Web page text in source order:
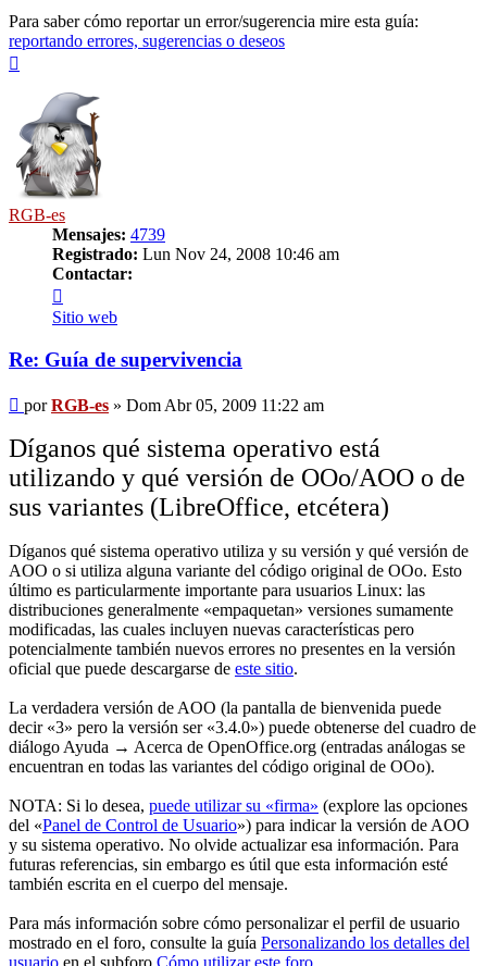
Para saber cómo reportar un error/sugerencia mire esta guía:
reportando errores, sugerencias o deseos
RGB-es
Mensajes: 4739
Registrado: Lun Nov 24, 2008 10:46 am
Contactar:
RGB-
es
Sitio web
Re: Guía de supervivencia
Mensaje
porRGB-es » Dom Abr 05, 2009 11:22 am
Díganos qué sistema operativo está
utilizando y qué versión de OOo/AOO o de
sus variantes (LibreOffice, etcétera)
Díganos qué sistema operativo utiliza y su versión y qué versión de
AOO o si utiliza alguna variante del código original de OOo. Esto
último es particularmente importante para usuarios Linux: las
distribuciones generalmente «empaquetan» versiones sumamente
modificadas, las cuales incluyen nuevas características pero
potencialmente también nuevos errores no presentes en la versión
oficial que puede descargarse de este sitio.
La verdadera versión de AOO (la pantalla de bienvenida puede
decir «3» pero la versión ser «3.4.0») puede obtenerse del cuadro de
diálogo Ayuda → Acerca de OpenOffice.org (entradas análogas se
encuentran en todas las variantes del código original de OOo).
NOTA: Si lo desea, puede utilizar su «firma» (explore las opciones
del «Panel de Control de Usuario») para indicar la versión de AOO
y su sistema operativo. No olvide actualizar esa información. Para
futuras referencias, sin embargo es útil que esta información esté
también escrita en el cuerpo del mensaje.
Para más información sobre cómo personalizar el perfil de usuario
mostrado en el foro, consulte la guía Personalizando los detalles del
usuario en el subforo Cómo utilizar este foro